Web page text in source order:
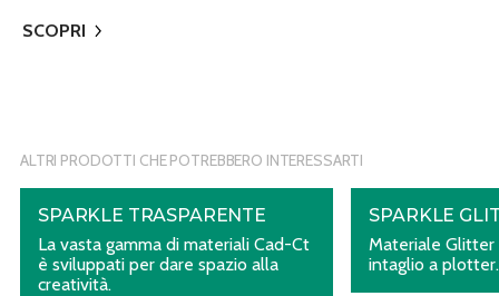
SCOPRI
ALTRI PRODOTTI CHE POTREBBERO INTERESSARTI
SPARKLE TRASPARENTE
La vasta gamma di materiali Cad-Ct
è sviluppati per dare spazio alla
creatività.
SPARKLE
Materiale Glitter
intaglio a plotter.